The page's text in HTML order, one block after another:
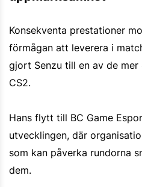
Konsekventa prestationer
förmågan att leverera i
gjort Senzu till en av de mer
CS2.
Hans flytt till BC Game
utvecklingen, där
som kan påverka rundorna
dem.